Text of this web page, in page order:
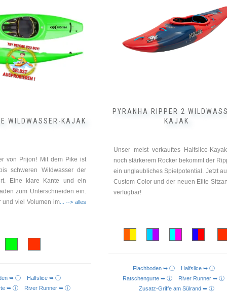
WILDWASSER-KAJAK
von Prijon! Mit dem Pike ist
schweren Wildwasser der
Eine klare Kante und ein
zum Unterschneiden ein.
und viel Volumen im... --> alles
➥ ⓘ Halfslice ➥ ⓘ
➥ ⓘ River Runner ➥ ⓘ
PYRANHA RIPPER 2
KAJAK
Unser meist verkauftes Halfslice-
noch stärkerem Rocker bekommt der
ein unglaubliches Spielpotential. Jetzt
Custom Color und der neuen Elite
verfügbar!
Flachboden ➥ ⓘ Halfslice ➥ ⓘ
Ratschengurte ➥ ⓘ River Runner ➥
Zusatz-Griffe am Sülrand ➥ ⓘ